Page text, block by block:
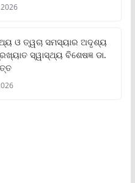
ଓ ତ୍ୱଚା ସମସ୍ୟାର ଅଦୃଶ୍ୟ
ସ୍ୱାସ୍ଥ୍ୟ ବିଶେଷଜ୍ଞ ଡା.